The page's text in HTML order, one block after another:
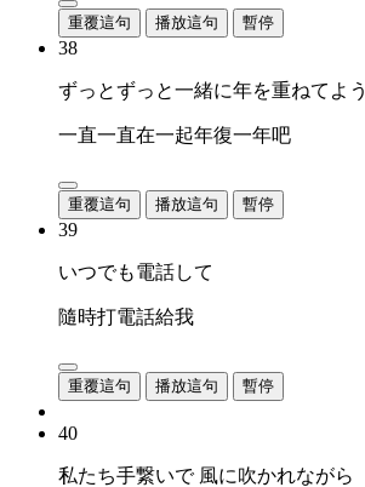
重覆這句 播放這句 暫停
38
ずっとずっと一緒に年を重ねてよう
一直一直在一起年復一年吧
重覆這句 播放這句 暫停
39
いつでも電話して
隨時打電話給我
重覆這句 播放這句 暫停
40
私たち手繋いで 風に吹かれながら